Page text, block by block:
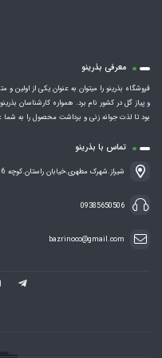
معرفی بذرینو
فروشگاه بذرینو را میتوان به عنوان یکی از اولین
و پیاز گل در کشور نام برد. همواره کارشناسان
بود تا لذت جوانه زنی و برداشت محصول را به شما
تماس با بذرینو
شیراز.شهرک مطهری.خیابان راستان.کوچه 16(از مراجعه حضوری معذوریم)
09385650506
bazrinoco@gmail.com